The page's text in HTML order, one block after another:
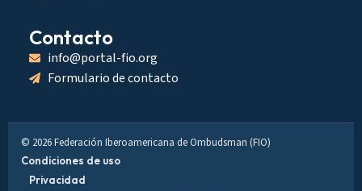
Contacto
info@portal-fio.org
Formulario de contacto
© 2026 Federación Iberoamericana de Ombudsman (FIO)
Condiciones de uso
Privacidad